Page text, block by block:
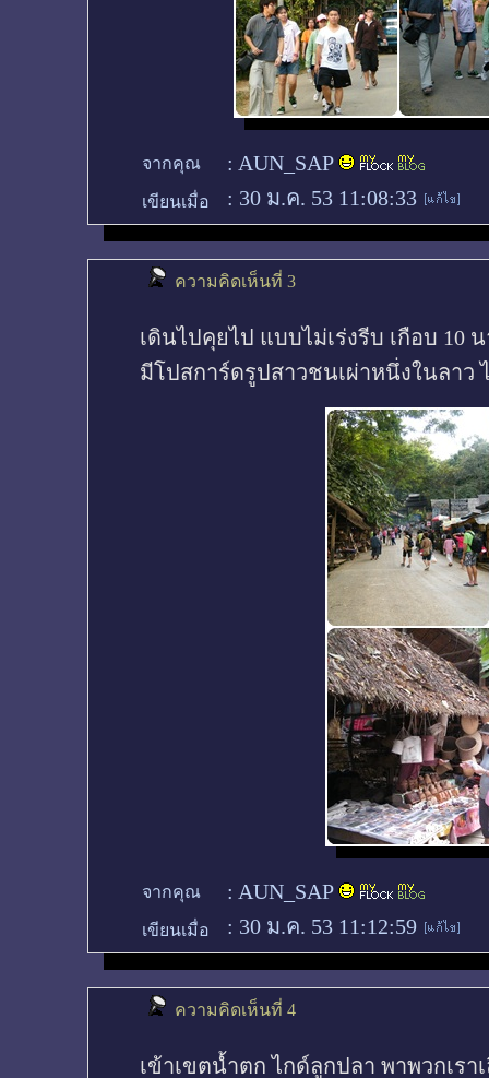
จากคุณ : AUN_SAP
เขียนเมื่อ : 30 ม.ค. 53 11:08:33
ความคิดเห็นที่ 3
เดินไปคุยไป แบบไม่เร่งรีบ เกือบ 10
มีโปสการ์ดรูปสาวชนเผ่าหนึ่งในลาว
จากคุณ : AUN_SAP
เขียนเมื่อ : 30 ม.ค. 53 11:12:59
ความคิดเห็นที่ 4
เข้าเขตน้ำตก ไกด์ลูกปลา พาพวกเร